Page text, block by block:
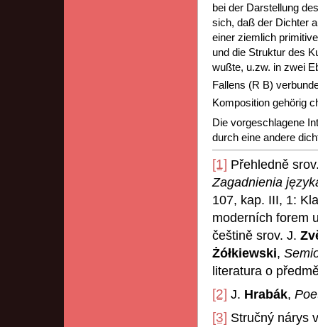
bei der Darstellung
sich, daß der Dichter
einer ziemlich
und die Struktur des
wußte, u.zw. in zwei
Fallens (R B)
Komposition gehörig
Die vorgeschlagene
durch eine andere
[1] Přehledně
Zagadnienia
107, kap. III, 1:
moderních forem
češtině srov. J.
Żółkiewski,
literatura o
[2] J. Hrabák,
[3] Stručný nárys